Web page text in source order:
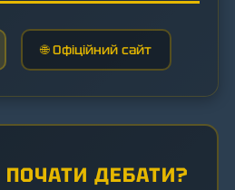
🌐 Офіційний сайт
ДЕБАТИ?